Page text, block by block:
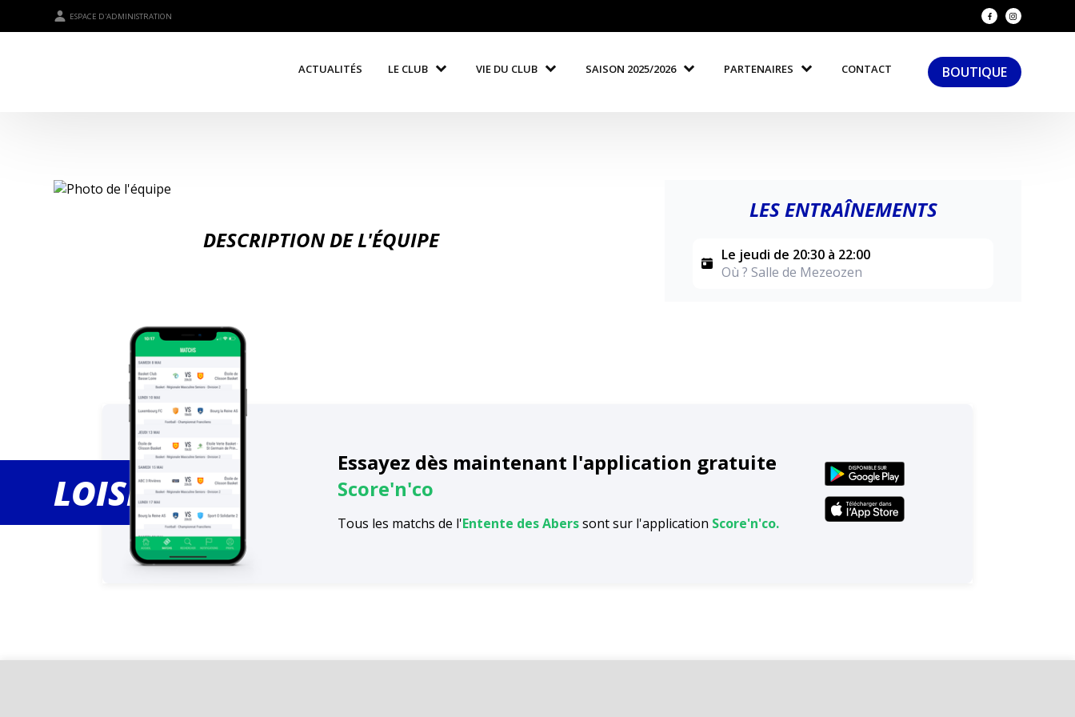
ESPACE D'ADMINISTRATION
ACTUALITÉS LE CLUB VIE DU CLUB SAISON 2025/2026 PARTENAIRES CONTACT BOUTIQUE
LOISIRS
DESCRIPTION DE L'ÉQUIPE
LES ENTRAÎNEMENTS
Le jeudi de 20:30 à 22:00
Où ? Salle de Mezeozen
Essayez dès maintenant l'application gratuite
Score'n'co
Tous les matchs de l'Entente des Aberssont sur l'application Score'n'co.